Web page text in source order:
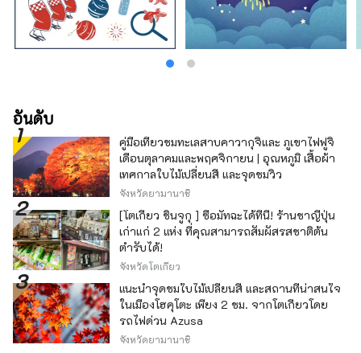
อันดับ
คู่มือเที่ยวชมทะเลสาบคาวากุจิและ ภูเขาไฟฟูจิ
เดือนตุลาคมและพฤศจิกายน | อุณหภูมิ เสื้อผ้า
เทศกาลใบไม้เปลี่ยนสี และจุดชมวิว
จังหวัดยามานาชิ
[โตเกียว ชินจูกุ ] ซื้อมัทฉะได้ที่นี่! ร้านชาญี่ปุ่น
เก่าแก่ 2 แห่ง ที่คุณสามารถสัมผัสรสชาติต้น
ตำรับได้!
จังหวัดโตเกียว
แนะนำจุดชมใบไม้เปลี่ยนสี และสถานที่น่าสนใจ
ในเมืองโฮคุโตะ เพียง 2 ชม. จากโตเกียวโดย
รถไฟด่วน Azusa
จังหวัดยามานาชิ